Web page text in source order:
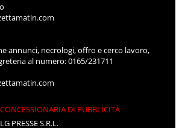
annunci, necrologi, offro e cerco lavoro,
al numero: 0165/231711
CONCESSIONARIA DI PUBBLICITÀ
LG PRESSE S.R.L.